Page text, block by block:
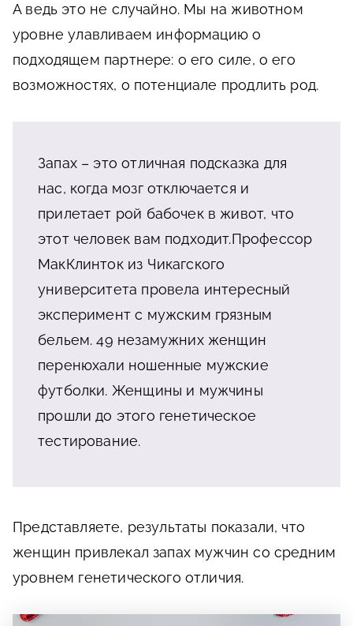
А ведь это не случайно. Мы на животном
уровне улавливаем информацию о
подходящем партнере: о его силе, о его
возможностях, о потенциале продлить род.
Запах – это отличная подсказка для
нас, когда мозг отключается и
прилетает рой бабочек в живот, что
этот человек вам подходит.Профессор
МакКлинток из Чикагского
университета провела интересный
эксперимент с мужским грязным
бельем. 49 незамужних женщин
перенюхали ношенные мужские
футболки. Женщины и мужчины
прошли до этого генетическое
тестирование.
Представляете, результаты показали, что
женщин привлекал запах мужчин со средним
уровнем генетического отличия.